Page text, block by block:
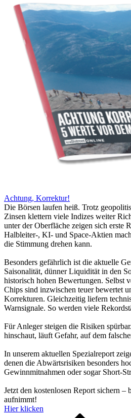
Achtung, Korrektur!
Die Börsen laufen heiß. Trotz
Zinsen klettern viele Indizes weiter
unter der Oberfläche zeigen sich erste
Halbleiter-, KI- und Space-Aktien
die Stimmung drehen kann.
Besonders gefährlich ist die aktuelle
Saisonalität, dünner Liquidität in den
historisch hohen Bewertungen. Selbst
Chips sind inzwischen teuer bewertet
Korrekturen. Gleichzeitig liefern
Warnsignale. So werden viele
Für Anleger steigen die Risiken
hinschaut, läuft Gefahr, auf dem
In unserem aktuellen Spezialreport
denen die Abwärtsrisiken besonders
Gewinnmitnahmen oder sogar Short-
Jetzt den kostenlosen Report sichern
aufnimmt!
Hier klicken